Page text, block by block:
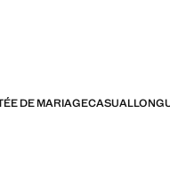
DE MARIAGECASUAL